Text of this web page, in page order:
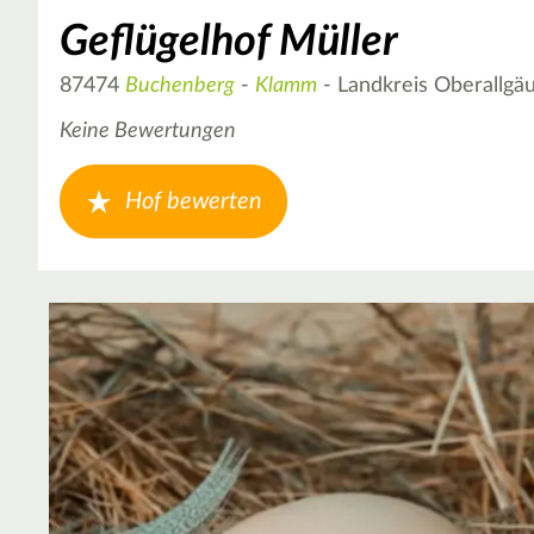
Geflügelhof Müller
87474 Buchenberg - Klamm - Landkreis
Keine Bewertungen
Hof bewerten